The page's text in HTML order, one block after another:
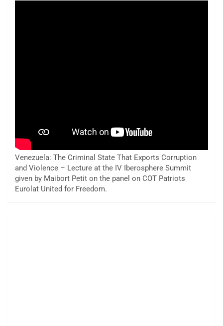
Venezuela: The Criminal State That Exports Corruption
and Violence – Lecture at the IV Iberosphere Summit
given by Maibort Petit on the panel on COT Patriots
Eurolat United for Freedom.